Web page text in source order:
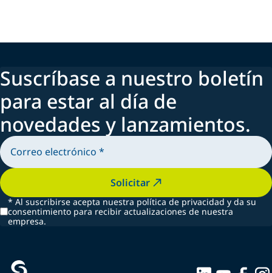
Suscríbase a nuestro boletín
para estar al día de
novedades y lanzamientos.
Solicitar
* Al suscribirse acepta nuestra política de privacidad y da su
consentimiento para recibir actualizaciones de nuestra
empresa.